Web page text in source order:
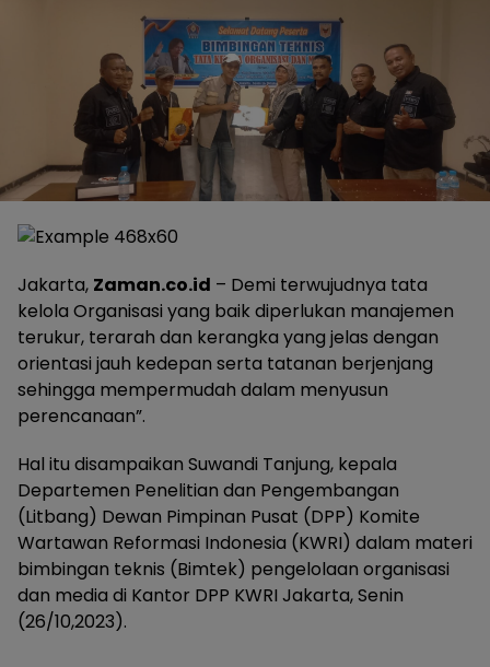
Jakarta, Zaman.co.id – Demi terwujudnya tata
kelola Organisasi yang baik diperlukan manajemen
terukur, terarah dan kerangka yang jelas dengan
orientasi jauh kedepan serta tatanan berjenjang
sehingga mempermudah dalam menyusun
perencanaan”.
Hal itu disampaikan Suwandi Tanjung, kepala
Departemen Penelitian dan Pengembangan
(Litbang) Dewan Pimpinan Pusat (DPP) Komite
Wartawan Reformasi Indonesia (KWRI) dalam materi
bimbingan teknis (Bimtek) pengelolaan organisasi
dan media di Kantor DPP KWRI Jakarta, Senin
(26/10,2023).